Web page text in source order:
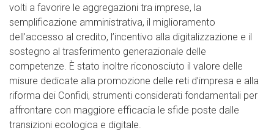
volti a favorire le aggregazioni tra imprese, la
semplificazione amministrativa, il miglioramento
dell’accesso al credito, l’incentivo alla digitalizzazione e il
sostegno al trasferimento generazionale delle
competenze. È stato inoltre riconosciuto il valore delle
misure dedicate alla promozione delle reti d’impresa e alla
riforma dei Confidi, strumenti considerati fondamentali per
affrontare con maggiore efficacia le sfide poste dalle
transizioni ecologica e digitale.